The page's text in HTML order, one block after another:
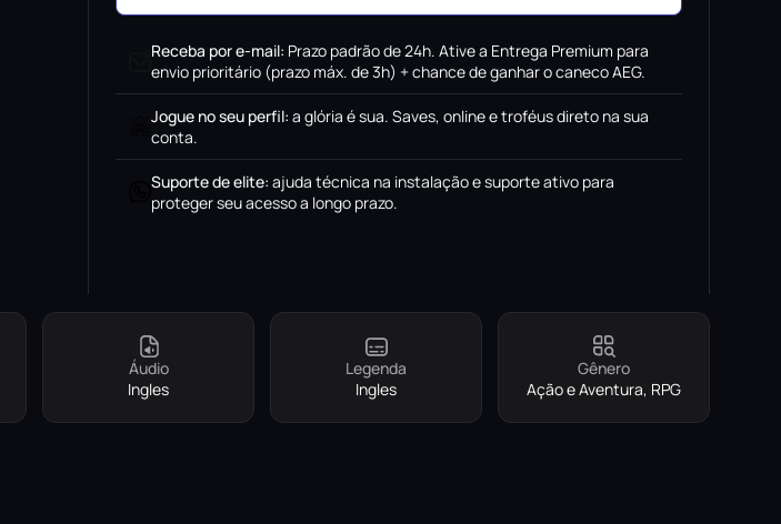
Receba por e-mail: Prazo padrão de 24h. Ative a Entrega Premium para
envio prioritário (prazo máx. de 3h) + chance de ganhar o caneco AEG.
Jogue no seu perfil: a glória é sua. Saves, online e troféus direto na sua
conta.
Suporte de elite: ajuda técnica na instalação e suporte ativo para
proteger seu acesso a longo prazo.
Áudio
Ingles
Legenda
Ingles
Gênero
Ação e Aventura, RPG